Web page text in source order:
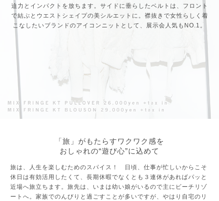
迫力とインパクトを放ちます。サイドに垂らしたベルトは、フロント
で結ぶとウエストシェイプの美シルエットに。襟抜きで女性らしく着
こなしたいブランドのアイコンニットとして、展示会人気もNO.1。
「旅」がもたらすワクワク感を
おしゃれの“遊び心”に込めて
旅は、人生を楽しむためのスパイス！ 日頃、仕事が忙しいからこそ
休日は有効活用したくて、長期休暇でなくとも３連休があればパッと
近場へ旅立ちます。旅先は、いまは幼い娘がいるので主にビーチリゾ
ートへ。家族でのんびりと過ごすことが多いですが、やはり自宅のリ